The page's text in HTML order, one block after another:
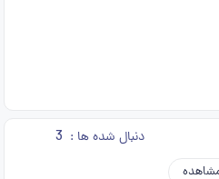
دنبال شده ها : 3